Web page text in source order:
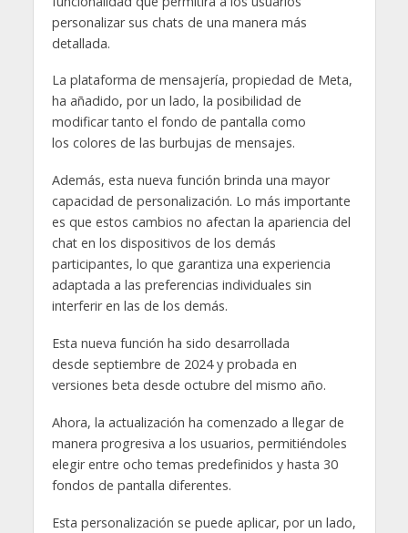
personalizar sus chats de una manera más
detallada.
La plataforma de mensajería, propiedad de Meta,
ha añadido, por un lado, la posibilidad de
modificar tanto el fondo de pantalla como
los colores de las burbujas de mensajes.
Además, esta nueva función brinda una mayor
capacidad de personalización. Lo más importante
es que estos cambios no afectan la apariencia del
chat en los dispositivos de los demás
participantes, lo que garantiza una experiencia
adaptada a las preferencias individuales sin
interferir en las de los demás.
Esta nueva función ha sido desarrollada
desde septiembre de 2024 y probada en
versiones beta desde octubre del mismo año.
Ahora, la actualización ha comenzado a llegar de
manera progresiva a los usuarios, permitiéndoles
elegir entre ocho temas predefinidos y hasta 30
fondos de pantalla diferentes.
Esta personalización se puede aplicar, por un lado,